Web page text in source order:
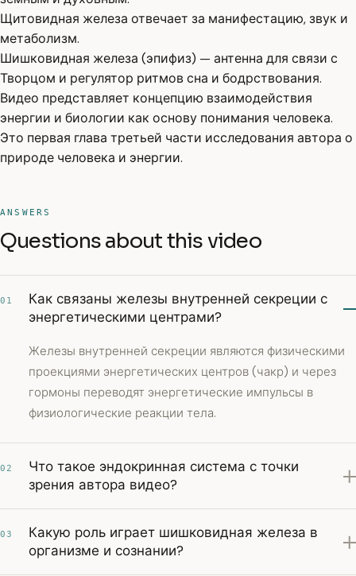
Щитовидная железа отвечает за манифестацию, звук и
метаболизм.
Шишковидная железа (эпифиз) — антенна для связи с
Творцом и регулятор ритмов сна и бодрствования.
Видео представляет концепцию взаимодействия
энергии и биологии как основу понимания человека.
Это первая глава третьей части исследования автора о
природе человека и энергии.
ANSWERS
Questions about this video
01
Как связаны железы внутренней секреции с
энергетическими центрами?
Железы внутренней секреции являются физическими
проекциями энергетических центров (чакр) и через
гормоны переводят энергетические импульсы в
физиологические реакции тела.
02
Что такое эндокринная система с точки
зрения автора видео?
03
Какую роль играет шишковидная железа в
организме и сознании?